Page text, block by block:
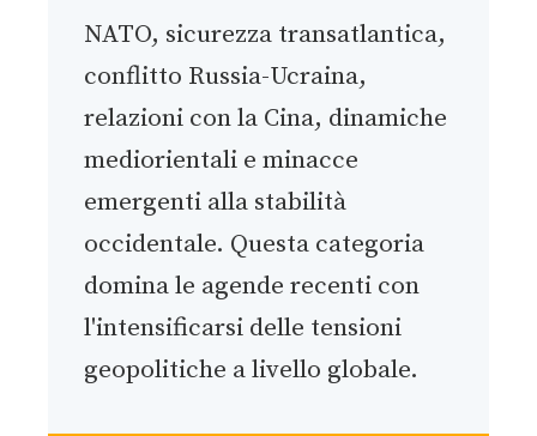
NATO, sicurezza transatlantica,
conflitto Russia-Ucraina,
relazioni con la Cina, dinamiche
mediorientali e minacce
emergenti alla stabilità
occidentale. Questa categoria
domina le agende recenti con
l'intensificarsi delle tensioni
geopolitiche a livello globale.